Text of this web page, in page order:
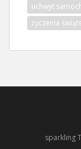
uchwyt
życzenia
sparkling